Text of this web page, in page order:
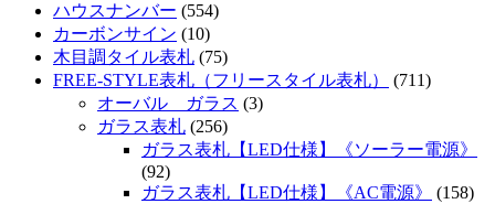
ハウスナンバー (554)
カーボンサイン (10)
木目調タイル表札 (75)
FREE-STYLE表札（フリースタイル表札）
(711)
オーバル ガラス (3)
ガラス表札 (256)
ガラス表札【LED仕様】《ソーラー電源》
(92)
ガラス表札【LED仕様】《AC電源》
(158)